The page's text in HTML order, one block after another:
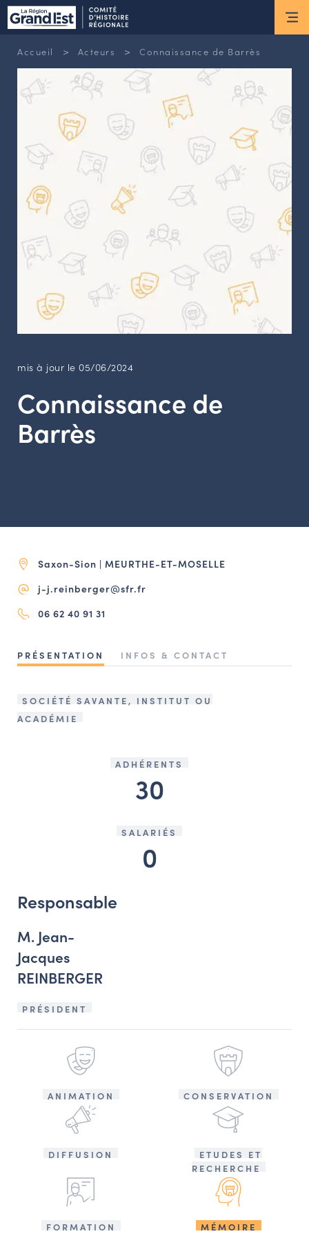
ESPACE MEMBRE
Actus
ACTUALITÉS DU MOMENT
RETOUR SUR LES DERNIÈRES
NEWSLETTERS
INSCRIPTION À LA NEWSLETTER
Nous connaître
LES MISSIONS DU CHR
L’ÉQUIPE DU CHR
LE CONSEIL DES ASSOCIATIONS
LE CONSEIL SCIENTIFIQUE
LES ACTIONS PHARES
CONTACT
Agenda
Annuaire
Espace acteurs
Comité d'Histoire Régionale
Accueil > Acteurs > Connaissance de Barrès
mis à jour le 05/06/2024
Connaissance de
Barrès
Saxon-Sion | MEURTHE-ET-MOSELLE
j-j.reinberger@sfr.fr
06 62 40 91 31
PRÉSENTATION INFOS & CONTACT
SOCIÉTÉ SAVANTE, INSTITUT OU
ACADÉMIE
ADHÉRENTS
30
SALARIÉS
0
Responsable
M. Jean-
Jacques
REINBERGER
PRÉSIDENT
ANIMATION CONSERVATION
DIFFUSION
ETUDES ET
RECHERCHE
FORMATION MÉMOIRE